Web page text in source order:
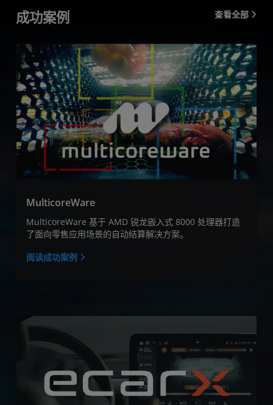
成功案例 查看全部
MulticoreWare
MulticoreWare 基于 AMD 锐龙嵌入式 8000 处理器打造
了面向零售应用场景的自动结算解决方案。
阅读成功案例